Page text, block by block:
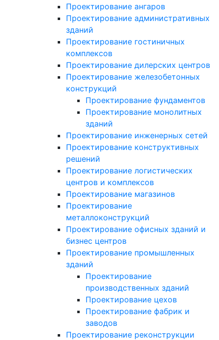
Проектирование ангаров
Проектирование административных
зданий
Проектирование гостиничных
комплексов
Проектирование дилерских центров
Проектирование железобетонных
конструкций
Проектирование фундаментов
Проектирование монолитных
зданий
Проектирование инженерных сетей
Проектирование конструктивных
решений
Проектирование логистических
центров и комплексов
Проектирование магазинов
Проектирование
металлоконструкций
Проектирование офисных зданий и
бизнес центров
Проектирование промышленных
зданий
Проектирование
производственных зданий
Проектирование цехов
Проектирование фабрик и
заводов
Проектирование реконструкции